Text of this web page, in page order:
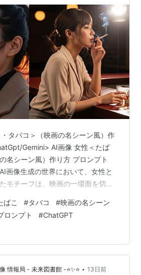
タバコ＞（映画の名シーン風）作
Gemini> AI画像 女性＜たば
名シーン風）作り方 プロンプト
画像生成の世界において、女性と
モチーフは、映画の一場面を切り
高いテーマです。単なるポートレ
ンシーンを想起させるような深み
見る者の心を強く惹きつける魅力
では、映画の名シーン風に仕上げ
ローチと、そのままコピー＆ペー
ばこ #タバコ #映画の名シーン
ロンプト #ChatGPT
情報局 - 未来図書館 -⭐✨⭐ • 13日前